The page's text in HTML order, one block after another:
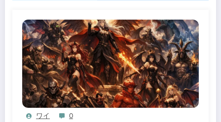
ワイ 0